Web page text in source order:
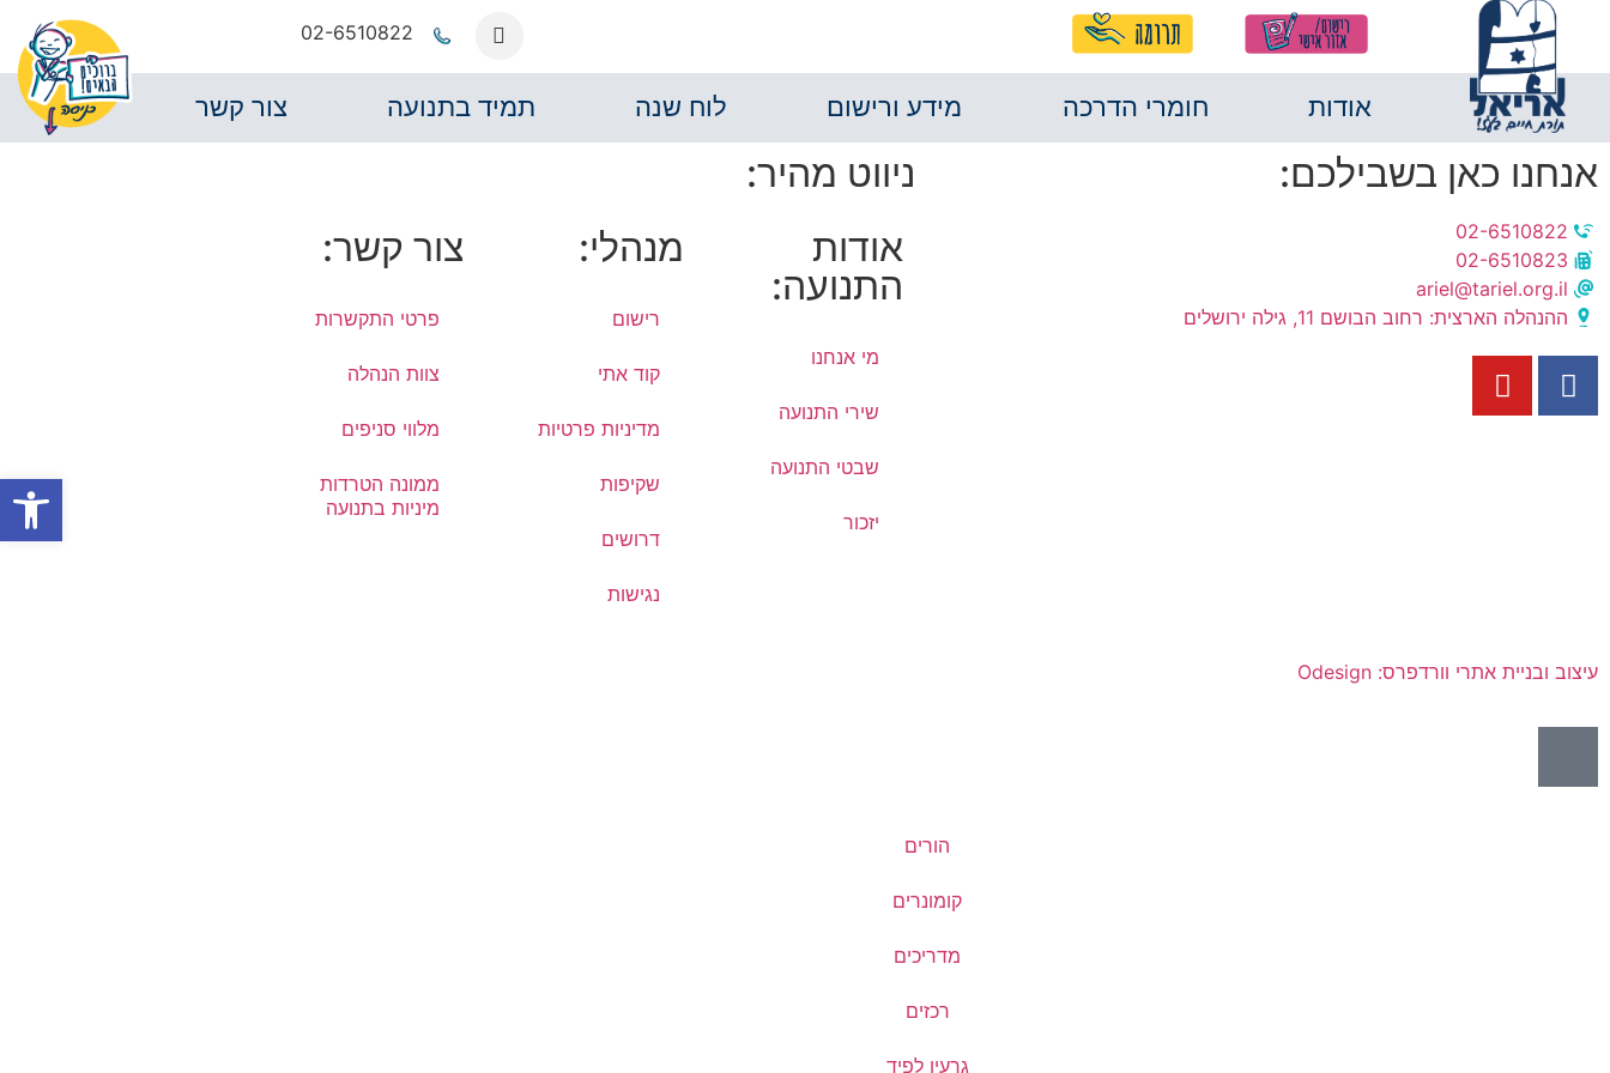
02-6510822
אודות חומרי הדרכה מידע ורישום לוח שנה תמיד בתנועה צור קשר
אנחנו כאן בשבילכם:
02-6510822
02-6510823
ariel@tariel.org.il
ההנהלה הארצית: רחוב הבושם 11, גילה ירושלים
ניווט מהיר:
אודות
התנועה:
מי אנחנו
שירי התנועה
שבטי התנועה
יזכור
מנהלי:
רישום
קוד אתי
מדיניות פרטיות
שקיפות
דרושים
נגישות
צור קשר:
פרטי התקשרות
צוות הנהלה
מלווי סניפים
ממונה הטרדות
מיניות בתנועה
עיצוב ובניית אתרי וורדפרס: Odesign
הורים
קומונרים
מדריכים
רכזים
גרעין לפיד
פתח